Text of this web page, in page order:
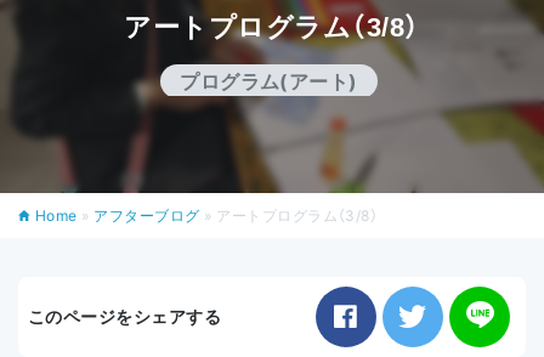
学校生活
入学案内
アートプログラム（3/8）
プログラム(アート)
Home » アフターブログ » アートプログラム（3/8）
このページをシェアする